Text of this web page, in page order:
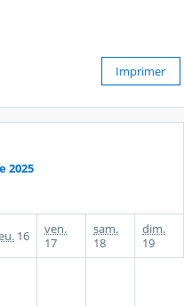
Imprimer
2025
16
ven.
17
sam.
18
dim.
19